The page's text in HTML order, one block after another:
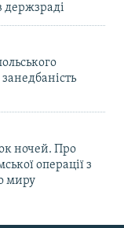
держзраді
ночей. Про
операції з
миру